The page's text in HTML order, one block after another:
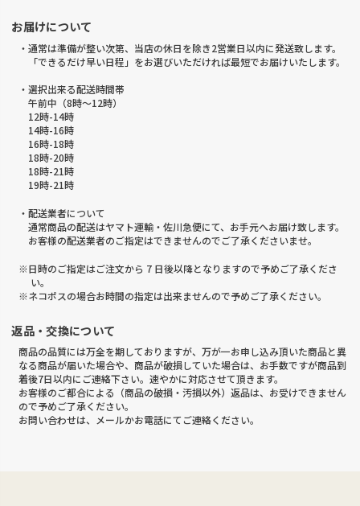
お届けについて
・通常は準備が整い次第、当店の休日を除き2営業日以内に発送致します。
「できるだけ早い日程」をお選びいただければ最短でお届けいたします。
・選択出来る配送時間帯
午前中（8時～12時）
12時-14時
14時-16時
16時-18時
18時-20時
18時-21時
19時-21時
・配送業者について
通常商品の配送はヤマト運輸・佐川急便にて、お手元へお届け致します。
お客様の配送業者のご指定はできませんのでご了承くださいませ。
※日時のご指定はご注文から 7 日後以降となりますので予めご了承くださ
い。
※ネコポスの場合お時間の指定は出来ませんので予めご了承ください。
返品・交換について
商品の品質には万全を期しておりますが、万が一お申し込み頂いた商品と異
なる商品が届いた場合や、商品が破損していた場合は、お手数ですが商品到
着後7日以内にご連絡下さい。速やかに対応させて頂きます。
お客様のご都合による（商品の破損・汚損以外）返品は、お受けできません
ので予めご了承ください。
お問い合わせは、メールかお電話にてご連絡ください。